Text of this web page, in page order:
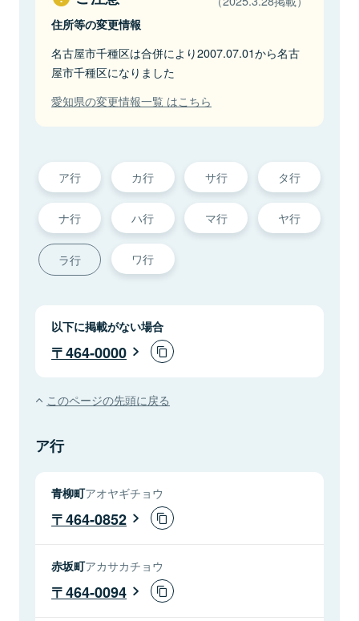
住所等の変更情報
名古屋市千種区は合併により2007.07.01から名古
屋市千種区になりました
愛知県の変更情報一覧 はこちら
ア行 カ行 サ行 タ行
ナ行 ハ行 マ行 ヤ行
ラ行 ワ行
以下に掲載がない場合
464-0000
このページの先頭に戻る
ア行
青柳町アオヤギチョウ
464-0852
赤坂町アカサカチョウ
464-0094